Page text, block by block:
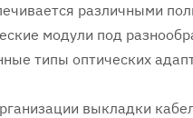
различными
модули под
типы оптических
выкладки